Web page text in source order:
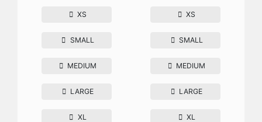
XS
SMALL
MEDIUM
LARGE
XL
XS
SMALL
MEDIUM
LARGE
XL